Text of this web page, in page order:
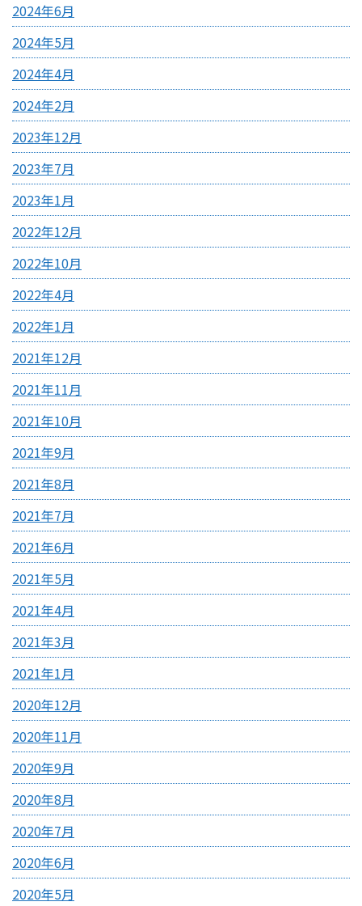
2024年6月
2024年5月
2024年4月
2024年2月
2023年12月
2023年7月
2023年1月
2022年12月
2022年10月
2022年4月
2022年1月
2021年12月
2021年11月
2021年10月
2021年9月
2021年8月
2021年7月
2021年6月
2021年5月
2021年4月
2021年3月
2021年1月
2020年12月
2020年11月
2020年9月
2020年8月
2020年7月
2020年6月
2020年5月